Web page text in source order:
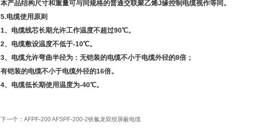
本产品结构尺寸和重量可与同规格的普通交联聚乙烯J缘控制电缆视作等同。
5.电缆使用原则
1、电缆线芯长期允许工作温度不超过90℃。
2、电缆敷设温度不低于-10℃。
3、电缆允许弯曲半径为：无铠装的电缆不小于电缆外径的8倍；
有铠装的电缆不小于电缆外径的16倍。
4、电缆低长期使用温度为-40℃。
下一个： AFPF-200 AFSPF-200-2铁氟龙双绞屏蔽电缆